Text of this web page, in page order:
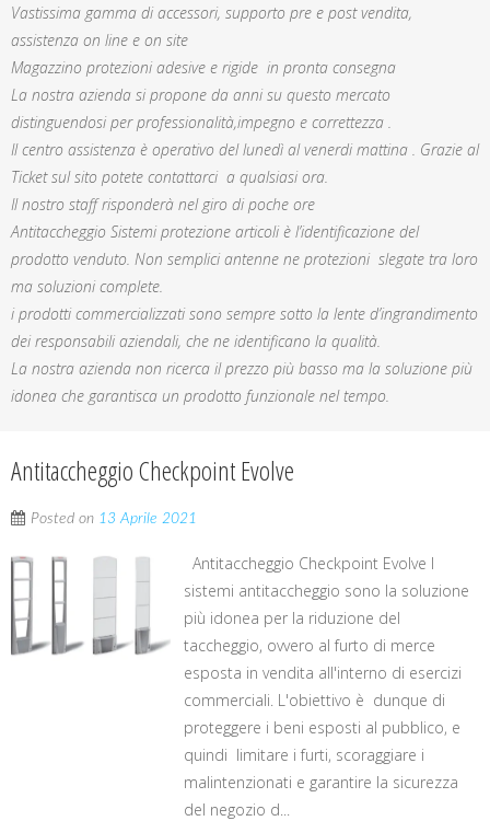
Vastissima gamma di accessori, supporto pre e post vendita,
assistenza on line e on site
Magazzino protezioni adesive e rigide in pronta consegna
La nostra azienda si propone da anni su questo mercato
distinguendosi per professionalità,impegno e correttezza .
Il centro assistenza è operativo del lunedì al venerdi mattina . Grazie al
Ticket sul sito potete contattarci a qualsiasi ora.
Il nostro staff risponderà nel giro di poche ore
Antitaccheggio Sistemi protezione articoli è l’identificazione del
prodotto venduto. Non semplici antenne ne protezioni slegate tra loro
ma soluzioni complete.
i prodotti commercializzati sono sempre sotto la lente d’ingrandimento
dei responsabili aziendali, che ne identificano la qualità.
La nostra azienda non ricerca il prezzo più basso ma la soluzione più
idonea che garantisca un prodotto funzionale nel tempo.
Antitaccheggio Checkpoint Evolve
Posted on 13 Aprile 2021
Antitaccheggio Checkpoint Evolve I
sistemi antitaccheggio sono la soluzione
più idonea per la riduzione del
taccheggio, ovvero al furto di merce
esposta in vendita all'interno di esercizi
commerciali. L'obiettivo è dunque di
proteggere i beni esposti al pubblico, e
quindi limitare i furti, scoraggiare i
malintenzionati e garantire la sicurezza
del negozio d...